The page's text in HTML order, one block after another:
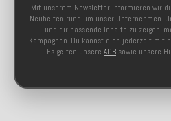
Mit unserem Newsletter informieren wir
Neuheiten rund um unser Unternehmen.
und dir passende Inhalte zu zeigen,
Kampagnen. Du kannst dich jederzeit mit
Es gelten unsere AGB sowie unsere